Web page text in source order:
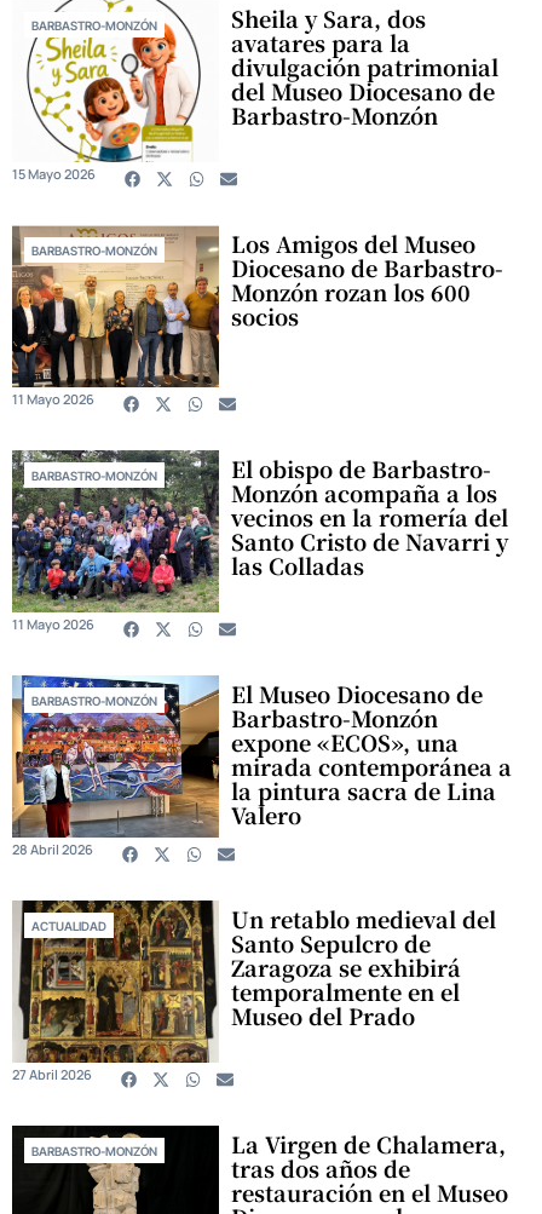
BARBASTRO-MONZÓN Sheila y Sara, dos
avatares para la
divulgación patrimonial
del Museo Diocesano de
Barbastro-Monzón
15 Mayo 2026
BARBASTRO-MONZÓN Los Amigos del Museo
Diocesano de Barbastro-
Monzón rozan los 600
socios
11 Mayo 2026
BARBASTRO-MONZÓN El obispo de Barbastro-
Monzón acompaña a los
vecinos en la romería del
Santo Cristo de Navarri y
las Colladas
11 Mayo 2026
BARBASTRO-MONZÓN El Museo Diocesano de
Barbastro-Monzón
expone «ECOS», una
mirada contemporánea a
la pintura sacra de Lina
Valero
28 Abril 2026
ACTUALIDAD Un retablo medieval del
Santo Sepulcro de
Zaragoza se exhibirá
temporalmente en el
Museo del Prado
27 Abril 2026
BARBASTRO-MONZÓN La Virgen de Chalamera,
tras dos años de
restauración en el Museo